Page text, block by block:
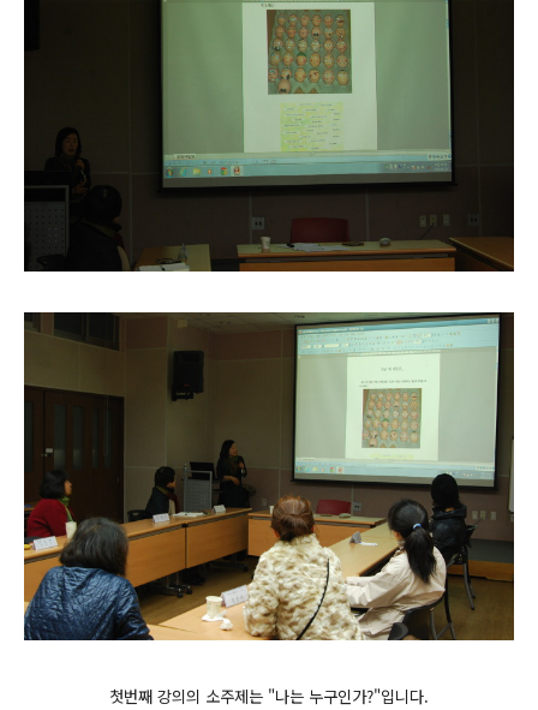
첫번째 강의의 소주제는 "나는 누구인가?"입니다.